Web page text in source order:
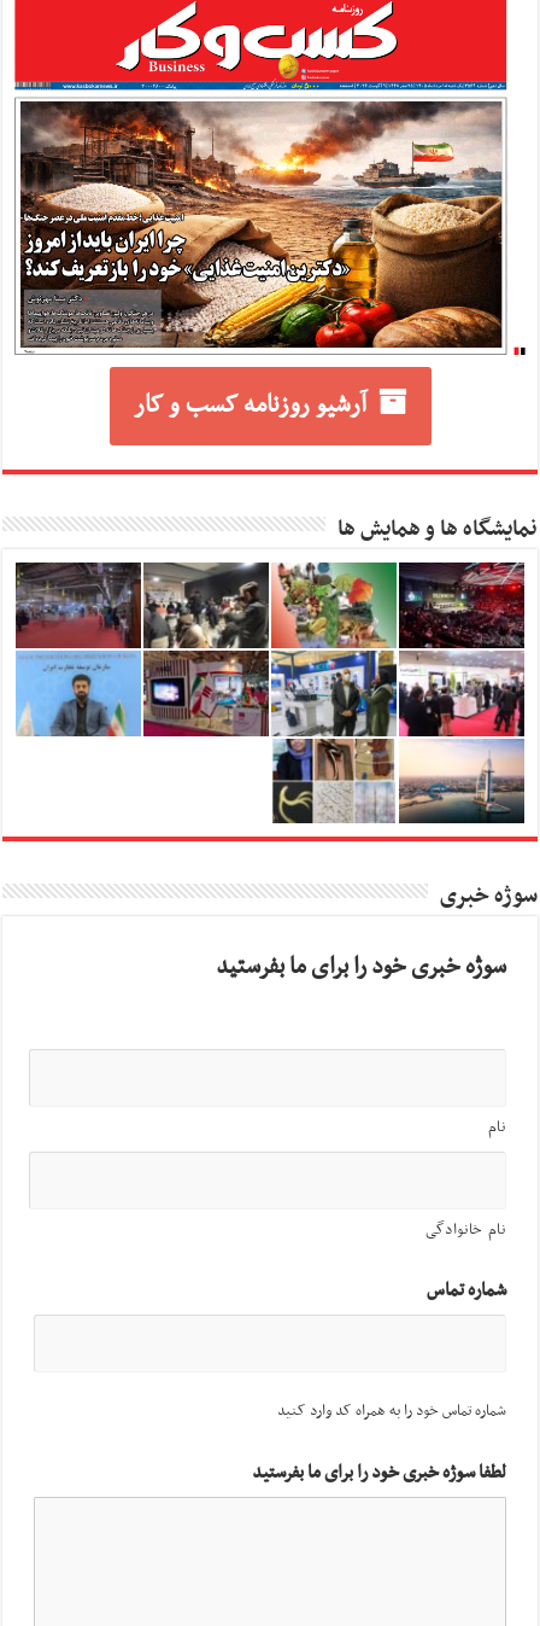
آرشیو روزنامه کسب و کار
نمایشگاه ها و همایش ها
سوژه خبری
سوژه خبری خود را برای ما بفرستید
نام
نام خانوادگی
شماره تماس
شماره تماس خود را به همراه کد وارد کنید
لطفا سوژه خبری خود را برای ما بفرستید